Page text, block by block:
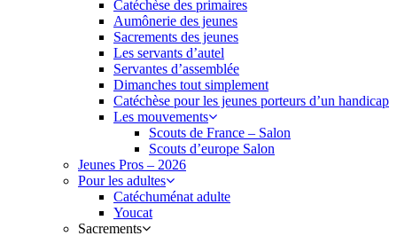
Catéchèse des primaires
Aumônerie des jeunes
Sacrements des jeunes
Les servants d’autel
Servantes d’assemblée
Dimanches tout simplement
Catéchèse pour les jeunes porteurs d’un handicap
Les mouvements
Scouts de France – Salon
Scouts d’europe Salon
Jeunes Pros – 2026
Pour les adultes
Catéchuménat adulte
Youcat
Sacrements